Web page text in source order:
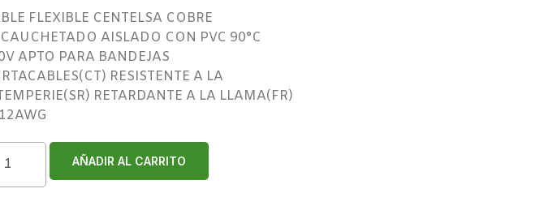
FLEXIBLE CENTELSA COBRE
AISLADO CON PVC 90°C
APTO PARA BANDEJAS
RESISTENTE A LA
RETARDANTE A LA LLAMA(FR)
AÑADIR AL CARRITO